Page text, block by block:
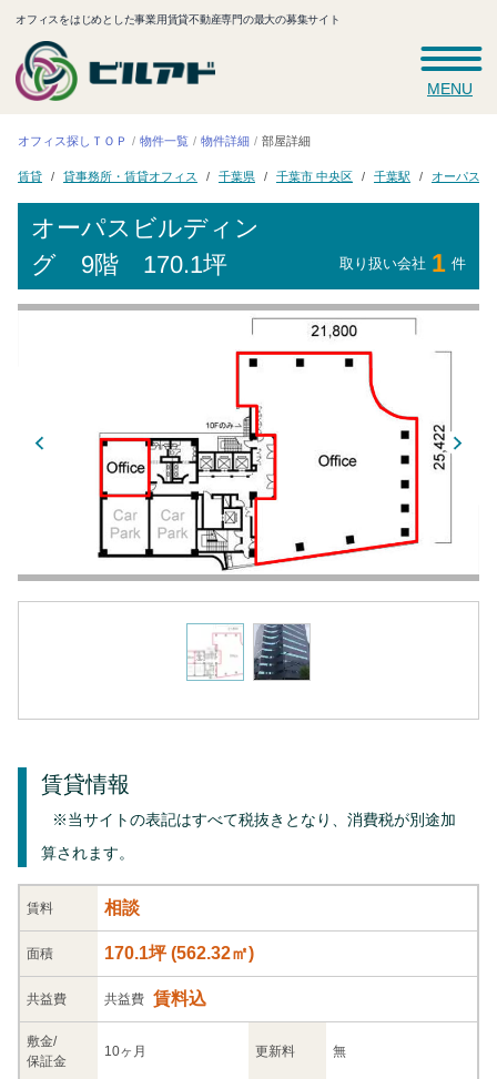
オフィスをはじめとした事業用賃貸不動産専門の最大の募集サイト
MENU
オフィス探しＴＯＰ 物件一覧 物件詳細 部屋詳細
賃貸 貸事務所・賃貸オフィス 千葉県 千葉市 中央区 千葉駅 オーパスビ
オーパスビルディン
グ9階 170.1坪 取り扱い会社 1 件
賃貸情報
※当サイトの表記はすべて税抜きとなり、消費税が別途加
算されます。
賃料 相談
面積 170.1坪(562.32㎡)
共益費 共益費 賃料込
敷金/
保証金
10ヶ月 更新料 無